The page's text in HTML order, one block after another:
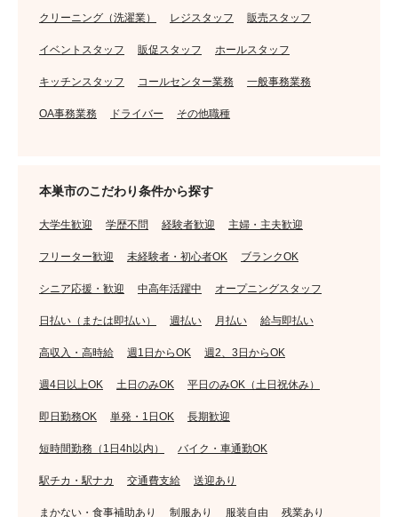
クリーニング（洗濯業） レジスタッフ 販売スタッフ
イベントスタッフ 販促スタッフ ホールスタッフ
キッチンスタッフ コールセンター業務 一般事務業務
OA事務業務 ドライバー その他職種
本巣市のこだわり条件から探す
大学生歓迎 学歴不問 経験者歓迎 主婦・主夫歓迎
フリーター歓迎 未経験者・初心者OK ブランクOK
シニア応援・歓迎 中高年活躍中 オープニングスタッフ
日払い（または即払い） 週払い 月払い 給与即払い
高収入・高時給 週1日からOK 週2、3日からOK
週4日以上OK 土日のみOK 平日のみOK（土日祝休み）
即日勤務OK 単発・1日OK 長期歓迎
短時間勤務（1日4h以内） バイク・車通勤OK
駅チカ・駅ナカ 交通費支給 送迎あり
まかない・食事補助あり 制服あり 服装自由 残業あり